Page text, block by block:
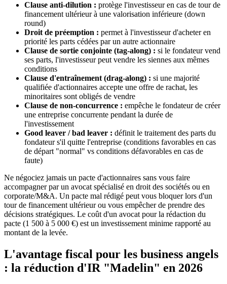
Clause anti-dilution : protège l'investisseur en cas de tour de
financement ultérieur à une valorisation inférieure (down
round)
Droit de préemption : permet à l'investisseur d'acheter en
priorité les parts cédées par un autre actionnaire
Clause de sortie conjointe (tag-along) : si le fondateur vend
ses parts, l'investisseur peut vendre les siennes aux mêmes
conditions
Clause d'entraînement (drag-along) : si une majorité
qualifiée d'actionnaires accepte une offre de rachat, les
minoritaires sont obligés de vendre
Clause de non-concurrence : empêche le fondateur de créer
une entreprise concurrente pendant la durée de
l'investissement
Good leaver / bad leaver : définit le traitement des parts du
fondateur s'il quitte l'entreprise (conditions favorables en cas
de départ "normal" vs conditions défavorables en cas de
faute)
Ne négociez jamais un pacte d'actionnaires sans vous faire
accompagner par un avocat spécialisé en droit des sociétés ou en
corporate/M&A. Un pacte mal rédigé peut vous bloquer lors d'un
tour de financement ultérieur ou vous empêcher de prendre des
décisions stratégiques. Le coût d'un avocat pour la rédaction du
pacte (1 500 à 5 000 €) est un investissement minime rapporté au
montant de la levée.
L'avantage fiscal pour les business angels
: la réduction d'IR "Madelin" en 2026